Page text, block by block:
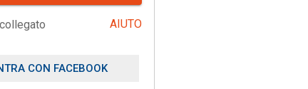
AIUTO
CON FACEBOOK